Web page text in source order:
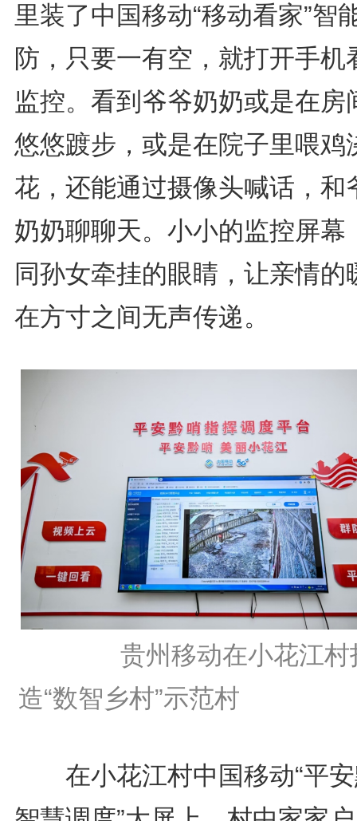
里装了中国移动“移动看家”智
防，只要一有空，就打开手机
监控。看到爷爷奶奶或是在房
悠悠踱步，或是在院子里喂鸡
花，还能通过摄像头喊话，和
奶奶聊聊天。小小的监控屏幕
同孙女牵挂的眼睛，让亲情的
在方寸之间无声传递。
贵州移动在小花江村
造“数智乡村”示范村
在小花江村中国移动“平安